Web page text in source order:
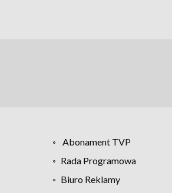
Abonament TVP
Rada Programowa
Biuro Reklamy